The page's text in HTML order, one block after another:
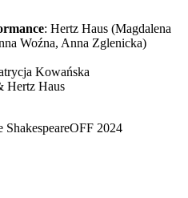
: Hertz Haus (Magdalena
Woźna, Anna Zglenicka)
Kowańska
Hertz Haus
ShakespeareOFF 2024